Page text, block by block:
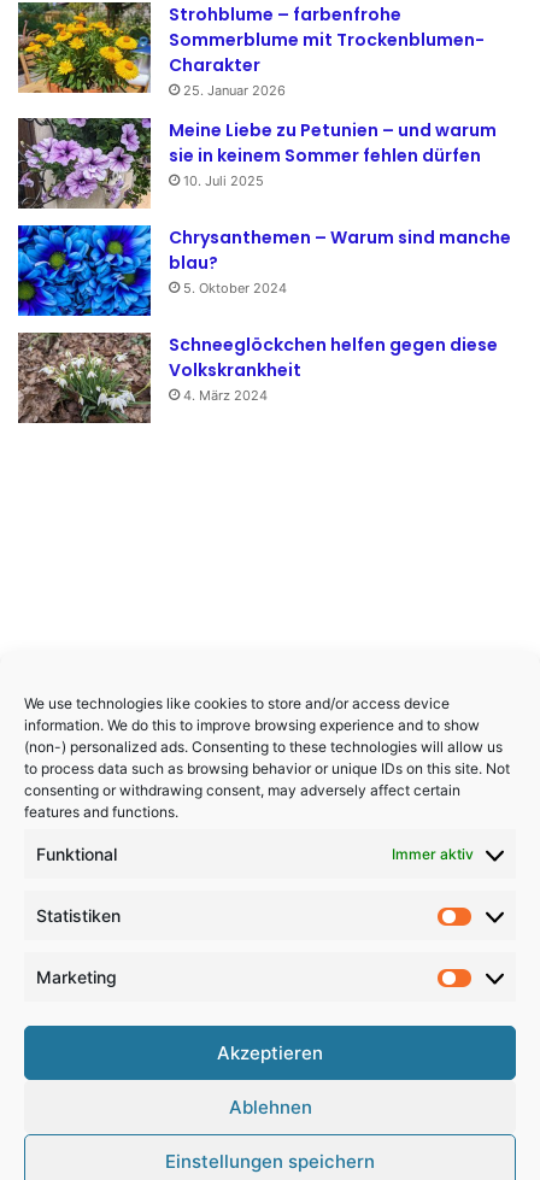
We use technologies like cookies to store and/or access device
information. We do this to improve browsing experience and to show
(non-) personalized ads. Consenting to these technologies will allow us
to process data such as browsing behavior or unique IDs on this site. Not
consenting or withdrawing consent, may adversely affect certain
features and functions.
Funktional Immer aktiv
Statistiken
Marketing
Akzeptieren
Ablehnen
Einstellungen speichern
Strohblume – farbenfrohe
Sommerblume mit Trockenblumen-
Charakter
25. Januar 2026
Meine Liebe zu Petunien – und warum
sie in keinem Sommer fehlen dürfen
10. Juli 2025
Chrysanthemen – Warum sind manche
blau?
5. Oktober 2024
Schneeglöckchen helfen gegen diese
Volkskrankheit
4. März 2024